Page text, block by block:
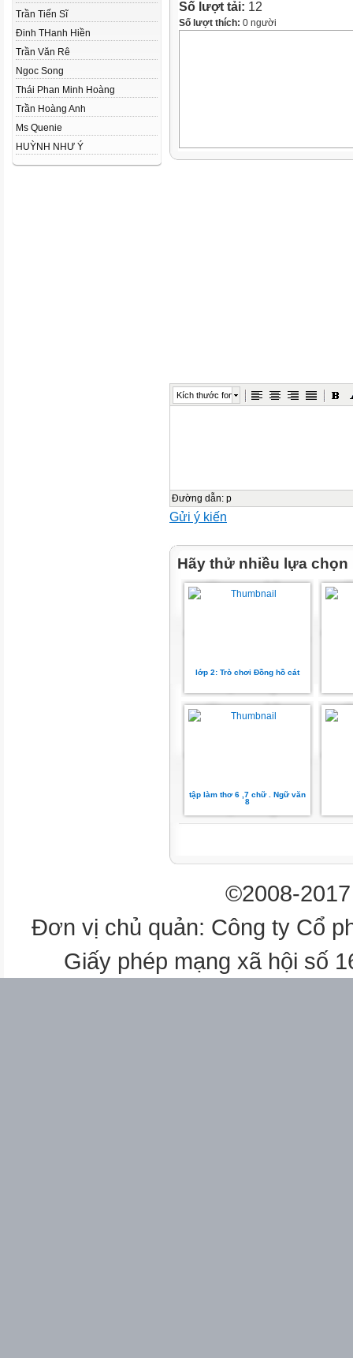
Trần Tiến Sĩ
Đinh THanh Hiền
Trần Văn Rê
Ngoc Song
Thái Phan Minh Hoàng
Trần Hoàng Anh
Ms Quenie
HUỲNH NHƯ Ý
Số lượt tải: 12
Số lượt thích: 0 người
Kích thước font
Đường dẫn: p
Gửi ý kiến
Hãy thử nhiều lựa chọn
lớp 2: Trò chơi Đồng hồ cát
tập làm thơ 6 ,7 chữ . Ngữ văn
8
©2008-
Đơn vị chủ quản: Công ty Cổ
Giấy phép mạng xã hội số